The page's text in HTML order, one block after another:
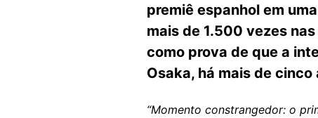
premiê espanhol em
mais de 1.500 vezes
como prova de que a
Osaka, há mais de cinco
“Momento constrangedor: o